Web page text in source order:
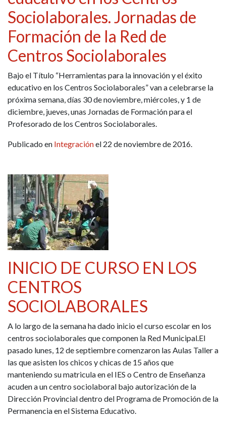
Sociolaborales. Jornadas de
Formación de la Red de
Centros Sociolaborales
Bajo el Título “Herramientas para la innovación y el éxito
educativo en los Centros Sociolaborales” van a celebrarse la
próxima semana, días 30 de noviembre, miércoles, y 1 de
diciembre, jueves, unas Jornadas de Formación para el
Profesorado de los Centros Sociolaborales.
Publicado en Integraciónel 22 de noviembre de 2016.
INICIO DE CURSO EN LOS
CENTROS
SOCIOLABORALES
A lo largo de la semana ha dado inicio el curso escolar en los
centros sociolaborales que componen la Red Municipal.El
pasado lunes, 12 de septiembre comenzaron las Aulas Taller a
las que asisten los chicos y chicas de 15 años que
manteniendo su matricula en el IES o Centro de Enseñanza
acuden a un centro sociolaboral bajo autorización de la
Dirección Provincial dentro del Programa de Promoción de la
Permanencia en el Sistema Educativo.